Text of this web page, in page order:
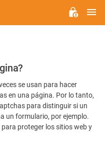
se usan para hacer
en una página. Por lo tanto,
para distinguir si un
un formulario, por ejemplo.
proteger los sitios web y